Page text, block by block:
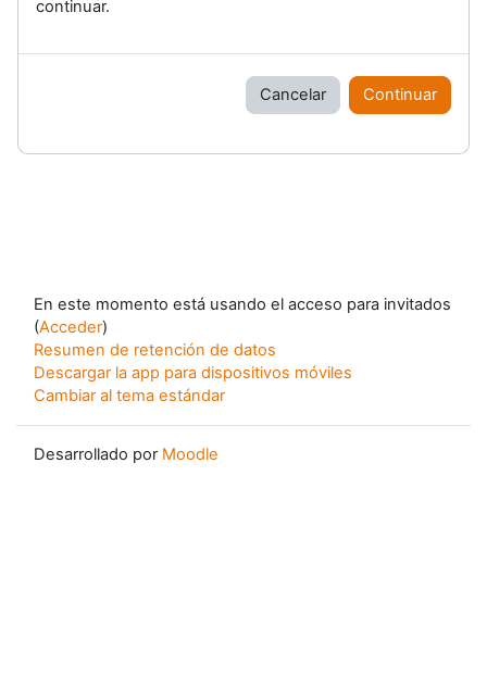
continuar.
Cancelar Continuar
En este momento está usando el acceso para invitados
(Acceder)
Resumen de retención de datos
Descargar la app para dispositivos móviles
Cambiar al tema estándar
Desarrollado por Moodle